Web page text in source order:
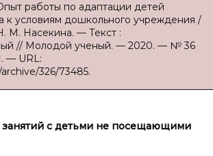
работы по адаптации детей
к условиям дошкольного учреждения /
М. Насекина. — Текст :
// Молодой ученый. — 2020. — № 36
— URL:
326/73485.
сдетьми не посещающими